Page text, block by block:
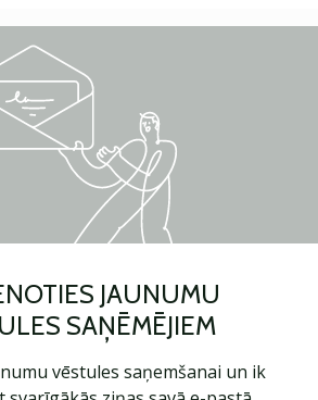
JAUNUMU
SAŅĒMĒJIEM
vēstules saņemšanai un ik